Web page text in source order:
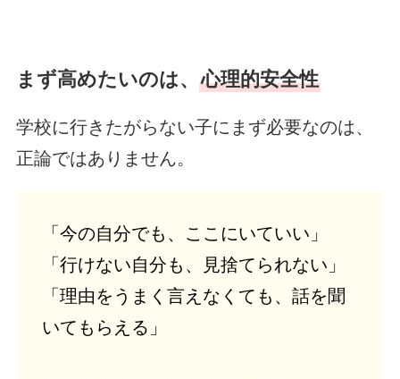
まず高めたいのは、 心理的安全性
学校に行きたがらない子にまず必要なのは、
正論ではありません。
「今の自分でも、ここにいていい」
「行けない自分も、見捨てられない」
「理由をうまく言えなくても、話を聞
いてもらえる」